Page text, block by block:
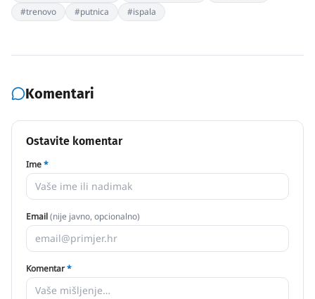
#trenovo #putnica #ispala
Komentari
Ostavite komentar
Ime*
Email(nije javno, opcionalno)
Komentar*